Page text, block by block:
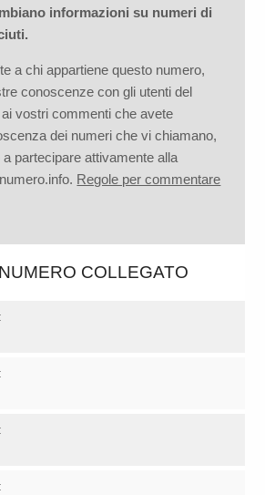
informazioni su numeri di
a chi appartiene questo numero,
conoscenze con gli utenti del
vostri commenti che avete
dei numeri che vi chiamano,
partecipare attivamente alla
Regole per commentare
COLLEGATO
:
:
:
: